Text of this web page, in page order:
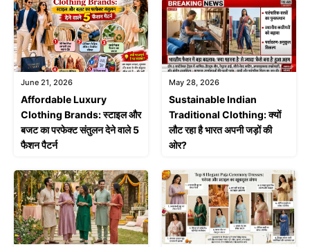
June 21, 2026
Affordable Luxury
Clothing Brands: स्टाइल और
बजट का परफेक्ट संतुलन देने वाले 5
फैशन पैटर्न
May 28, 2026
Sustainable Indian
Traditional Clothing: क्यों
लौट रहा है भारत अपनी जड़ों की
ओर?